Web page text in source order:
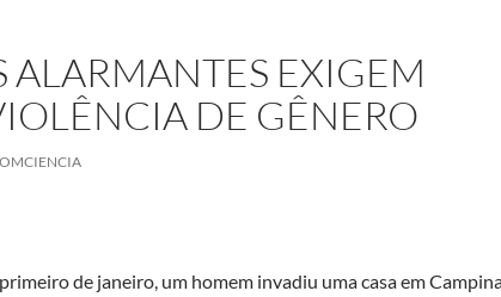
ALARMANTES EXIGEM
DE GÊNERO
de janeiro, um homem invadiu uma casa em